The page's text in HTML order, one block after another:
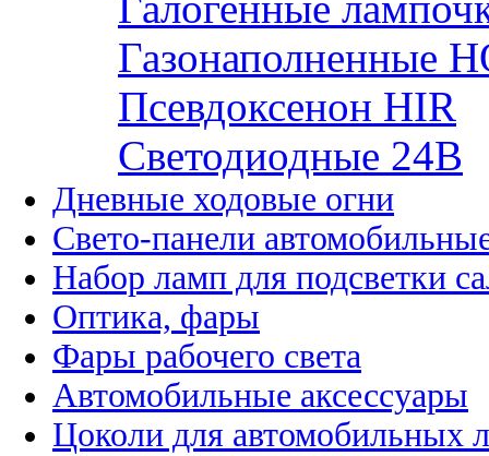
Газонаполненные
Псевдоксенон HIR
Cветодиодные 24B
Дневные ходовые огни
Свето-панели
Набор ламп для подсветки
Оптика, фары
Фары рабочего света
Автомобильные аксессуары
Цоколи для автомобильных